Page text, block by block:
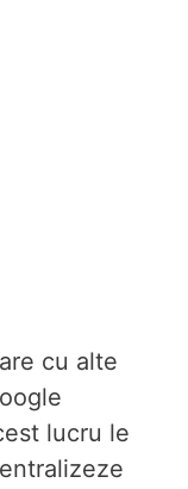
cu alte
lucru le